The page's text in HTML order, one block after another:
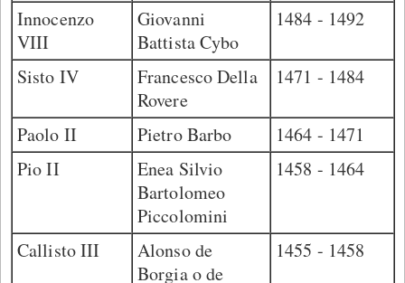
Innocenzo
VIII
Giovanni
Battista Cybo
1484 - 1492
Sisto IV
Francesco Della
Rovere
1471 - 1484
Paolo II Pietro Barbo
1464 - 1471
Pio II
Enea Silvio
Bartolomeo
Piccolomini
1458 - 1464
Callisto III
Alonso de
Borgia o de
1455 - 1458